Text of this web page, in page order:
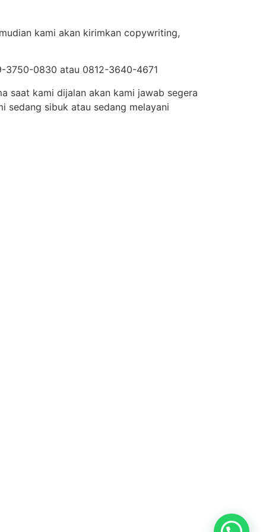
kami akan kirimkan copywriting,
3750-0830 atau 0812-3640-4671
saat kami dijalan akan kami jawab segera
sedang sibuk atau sedang melayani